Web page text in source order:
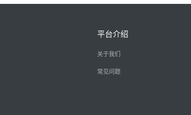
平台介绍
关于我们
常见问题